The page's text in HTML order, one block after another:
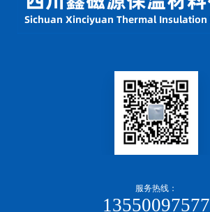
服务热线：
13550097577